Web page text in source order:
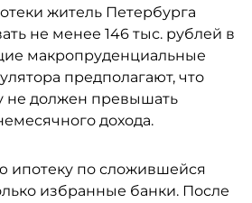
житель Петербурга
не менее 146 тыс. рублей в
макропруденциальные
предполагают, что
не должен превышать
дохода.
ипотеку по сложившейся
избранные банки. После